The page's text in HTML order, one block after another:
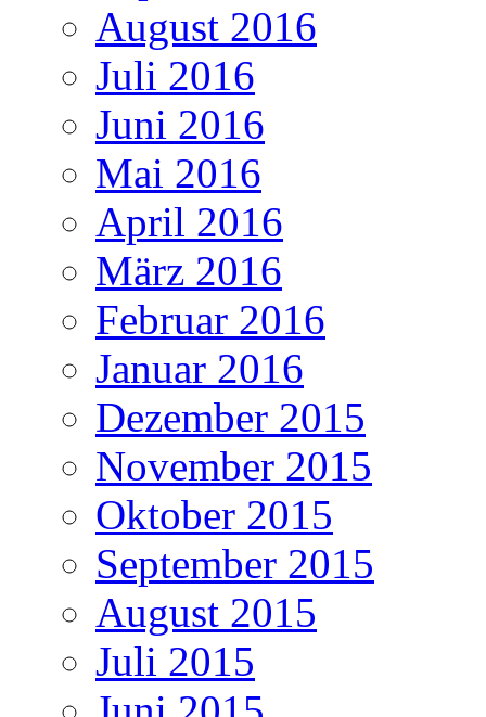
August 2016
Juli 2016
Juni 2016
Mai 2016
April 2016
März 2016
Februar 2016
Januar 2016
Dezember 2015
November 2015
Oktober 2015
September 2015
August 2015
Juli 2015